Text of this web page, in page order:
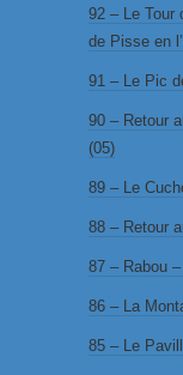
92 – Le Tour
de Pisse en
91 – Le Pic
90 – Retour
(05)
89 – Le
88 – Retour
87 – Rabou
86 – La
85 – Le